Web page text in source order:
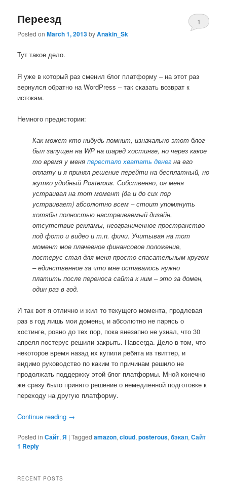
Переезд
Posted onMarch 1, 2013byAnakin_Sk
1
Тут такое дело.
Я уже в который раз сменил блог платформу – на этот раз
вернулся обратно на WordPress – так сказать возврат к
истокам.
Немного предистории:
Как может кто нибудь помнит, изначально этот блог
был запущен на WP на шаред хостинге, но через какое
то время у меняперестало хватать денег на его
оплату и я принял решение перейти на бесплатный, но
жутко удобный Posterous. Собственно, он меня
устраивал на тот момент (да и до сих пор
устраивает) абсолютно всем – стоит упомянуть
хотябы полностью настраиваемый дизайн,
отсутствие рекламы, неограниченное пространство
под фото и видео и т.п. фичи. Учитывая на тот
момент мое плачевное финансовое положение,
постерус стал для меня просто спасательным кругом
– единственное за что мне оставалось нужно
платить после переноса сайта к ним – это за домен,
один раз в год.
И так вот я отлично и жил то текущего момента, продлевая
раз в год лишь мои домены, и абсолютно не парясь о
хостинге, ровно до тех пор, пока внезапно не узнал, что 30
апреля постерус решили закрыть. Навсегда. Дело в том, что
некоторое время назад их купили ребята из твиттер, и
видимо руководство по каким то причинам решило не
продолжать поддержку этой блог платформы. Мной конечно
же сразу было принято решение о немедленной подготовке к
переходу на другую платформу.
Continue reading →
Posted in Сайт,Я |Tagged amazon,cloud,posterous,бэкап,Сайт |
1 Reply
RECENT POSTS